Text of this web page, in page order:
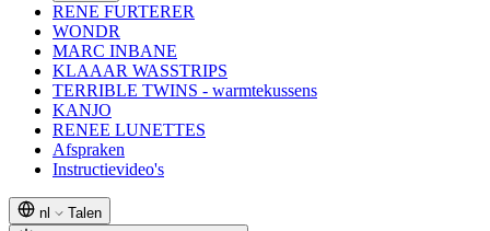
RENE FURTERER
WONDR
MARC INBANE
KLAAAR WASSTRIPS
TERRIBLE TWINS - warmtekussens
KANJO
RENEE LUNETTES
Afspraken
Instructievideo's
nl
Talen